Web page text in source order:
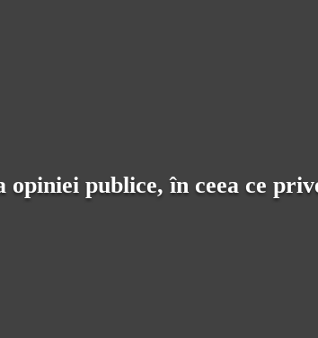
publice, în ceea ce